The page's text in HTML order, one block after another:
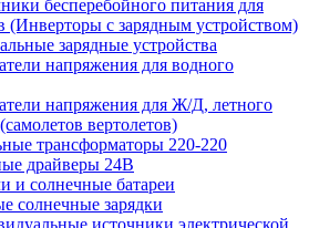
бесперебойного питания для
(Инверторы с зарядным устройством)
зарядные устройства
напряжения для водного
напряжения для Ж/Д, летного
вертолетов)
трансформаторы 220-220
драйверы 24В
и солнечные батареи
солнечные зарядки
источники электрической